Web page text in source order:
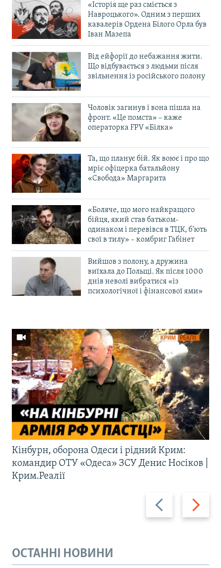
«Історія ще раз сміється з
Навроцького». Одним з перших
кавалерів Ордена Білого Орла був
Іван Мазепа
Від ейфорії до небажання жити.
Що відбувається з людьми після
звільнення із російського полону
Чоловік загинув і вона пішла на
фронт. «Це помста» – каже
операторка FPV «Білка»
Та, що планує бій. Як воює і про що
мріє офіцерка батальйону
«Свобода» Маргарита
«Боляче, що мого найкращого
бійця, який став батьком-
одинаком і перевівся в ТЦК, б’ють
свої в тилу» – комбриг Габінет
Вийшов з полону, а дружина
виїхала до Польщі. Як після 1000
днів неволі вибратися «із
психологічної і фінансової ями»
Назад Вперед
Кінбурн, оборона Одеси і рідний Крим:
командир ОТУ «Одеса» ЗСУ Денис Носіков |
Крим.Реалії
ОСТАННІ НОВИНИ